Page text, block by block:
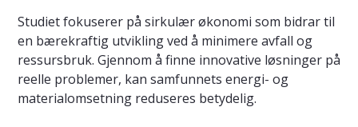
Studiet fokuserer på sirkulær økonomi som bidrar til
en bærekraftig utvikling ved å minimere avfall og
ressursbruk. Gjennom å finne innovative løsninger på
reelle problemer, kan samfunnets energi- og
materialomsetning reduseres betydelig.